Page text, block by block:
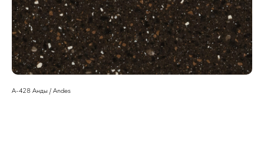
A-428 Анды / Andes